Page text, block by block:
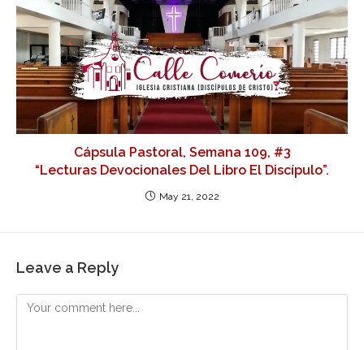
Cápsula Pastoral, Semana 109, #3
“Lecturas Devocionales Del Libro El Discípulo”.
May 21, 2022
Leave a Reply